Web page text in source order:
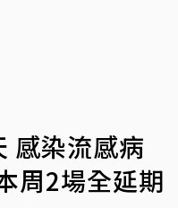
感染流感病
周2場全延期